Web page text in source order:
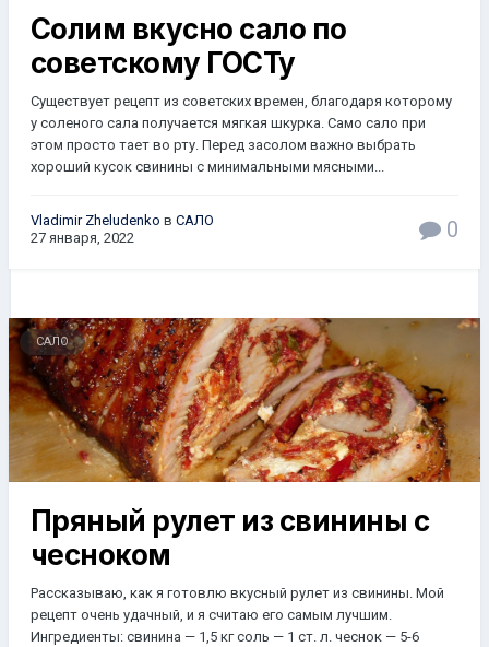
Солим вкусно сало по
советскому ГОСТу
Существует рецепт из советских времен, благодаря которому
у соленого сала получается мягкая шкурка. Само сало при
этом просто тает во рту. Перед засолом важно выбрать
хороший кусок свинины с минимальными мясными...
Vladimir Zheludenko в САЛО
27 января, 2022
0
САЛО
Пряный рулет из свинины с
чесноком
Рассказываю, как я готовлю вкусный рулет из свинины. Мой
рецепт очень удачный, и я считаю его самым лучшим.
Ингредиенты: свинина — 1,5 кг соль — 1 ст. л. чеснок — 5-6